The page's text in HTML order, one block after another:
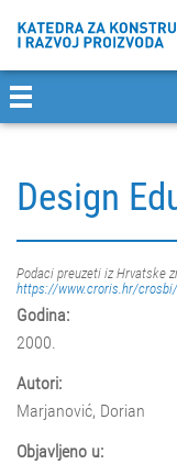
Design
Podaci preuzeti iz Hrvatske
https://www.croris.hr/
Godina:
2000.
Autori:
Marjanović, Dorian
Objavljeno u: